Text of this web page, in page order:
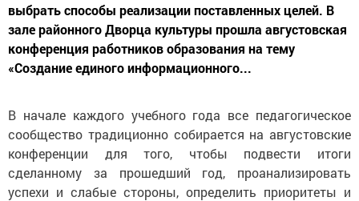
выбрать способы реализации поставленных целей. В
зале районного Дворца культуры прошла августовская
конференция работников образования на тему
«Создание единого информационного...
В начале каждого учебного года все педагогическое
сообщество традиционно собирается на августовские
конференции для того, чтобы подвести итоги
сделанному за прошедший год, проанализировать
успехи и слабые стороны, определить приоритеты и